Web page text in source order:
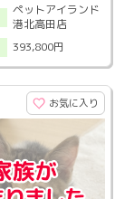
ペットアイランド
港北高田店
393,800円
お気に入り